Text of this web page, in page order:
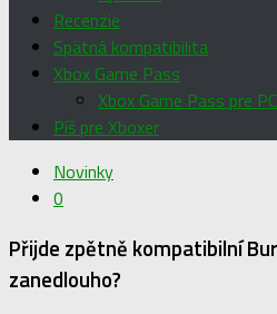
Recenzie
Spätná kompatibilita
Xbox Game Pass
Xbox Game Pass pre PC
Píš pre Xboxer
Novinky
0
Přijde zpětně kompatibilní
zanedlouho?